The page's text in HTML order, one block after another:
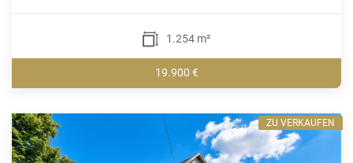
1.254 m²
19.900 €
ZU VERKAUFEN